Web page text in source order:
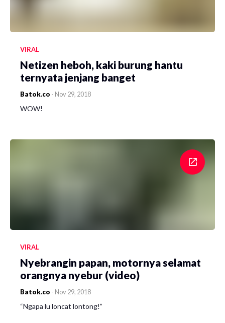
VIRAL
Netizen heboh, kaki burung hantu
ternyata jenjang banget
Batok.co - Nov 29, 2018
WOW!
VIRAL
Nyebrangin papan, motornya selamat
orangnya nyebur (video)
Batok.co - Nov 29, 2018
“Ngapa lu loncat lontong!”